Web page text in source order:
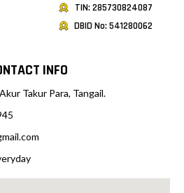
TIN: 285730824087
DBID No: 541280062
INFO
Takur Para, Tangail.